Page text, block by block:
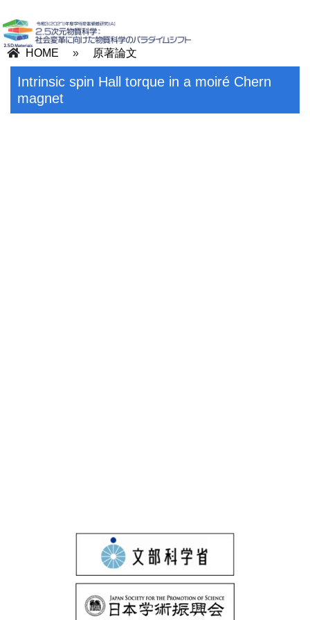
HOME » 原著論文
Intrinsic spin Hall torque in a moiré Chern
magnet